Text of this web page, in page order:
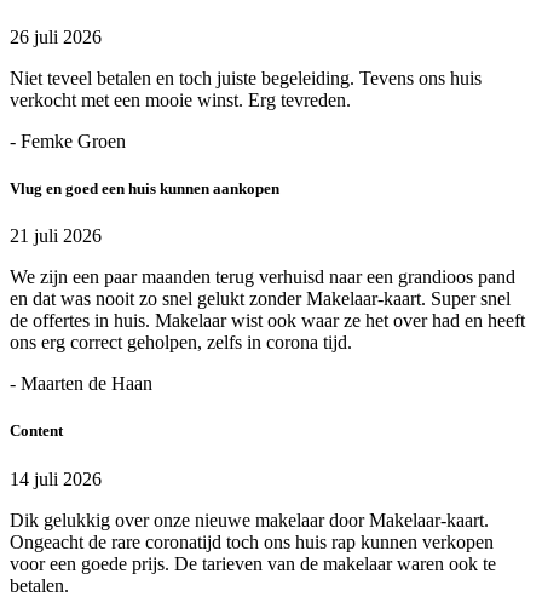
26 juli 2026
Niet teveel betalen en toch juiste begeleiding. Tevens ons huis
verkocht met een mooie winst. Erg tevreden.
- Femke Groen
Vlug en goed een huis kunnen aankopen
21 juli 2026
We zijn een paar maanden terug verhuisd naar een grandioos pand
en dat was nooit zo snel gelukt zonder Makelaar-kaart. Super snel
de offertes in huis. Makelaar wist ook waar ze het over had en heeft
ons erg correct geholpen, zelfs in corona tijd.
- Maarten de Haan
Content
14 juli 2026
Dik gelukkig over onze nieuwe makelaar door Makelaar-kaart.
Ongeacht de rare coronatijd toch ons huis rap kunnen verkopen
voor een goede prijs. De tarieven van de makelaar waren ook te
betalen.